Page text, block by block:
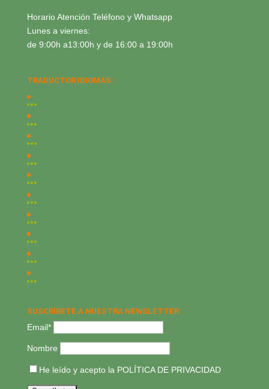
Horario Atención Teléfono y Whatsapp
Lunes a viernes:
de 9:00h a13:00h y de 16:00 a 19:00h
TRADUCTOR IDIOMAS:
SUSCRÍBETE A NUESTRA NEWSLETTER:
Email*
Nombre
He leído y acepto la POLÍTICA DE PRIVACIDAD